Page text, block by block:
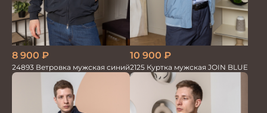
8 900 ₽
24893 Ветровка мужская синий
10 900 ₽
2125 Куртка мужская JOIN BLUE